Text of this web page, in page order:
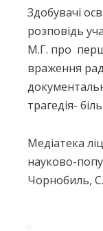
Здобувачі
розповідь
М.Г. про
враження
трагедія-
Медіатека
науково-
Чорнобиль,